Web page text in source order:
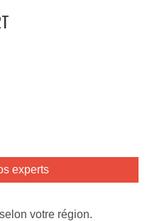
experts
votre région.